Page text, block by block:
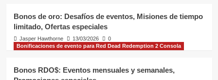
Bonificaciones de evento para Red Dead
Bonos Semanales: Eventos
Bonos de oro: Desafíos de eventos, Misiones de tiempo
limitado, Ofertas especiales
Jasper Hawthorne 13/03/2026
0
Bonificaciones de evento para Red Dead Redemption 2 Consola
Bonos RDO$: Eventos mensuales y semanales,